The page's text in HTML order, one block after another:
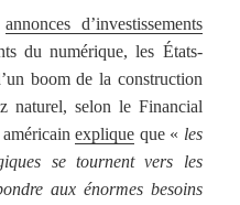
annonces d’investissements
du numérique, les États-
boom de la construction
naturel, selon le Financial
américainexplique que « les
se tournent vers les
aux énormes besoins